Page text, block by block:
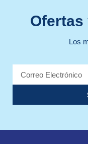
Ofertas
Los